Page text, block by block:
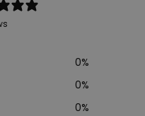
0%
0%
0%